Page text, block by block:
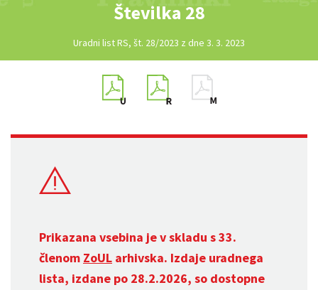
Številka 28
Uradni list RS, št. 28/2023 z dne 3. 3. 2023
Prikazana vsebina je v skladu s 33.
členom ZoUL arhivska. Izdaje uradnega
lista, izdane po 28.2.2026, so dostopne